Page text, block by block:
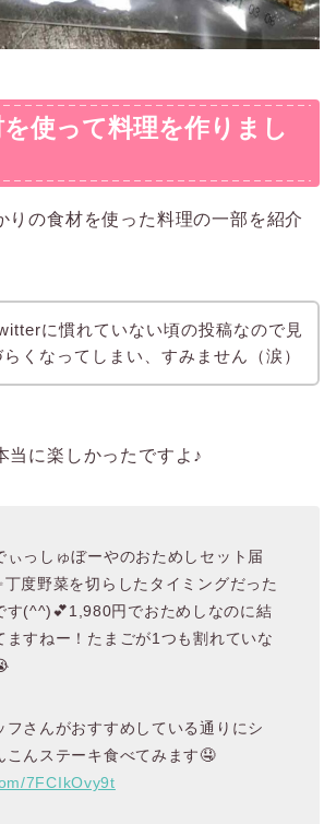
使って料理を作りまし
りの食材を使った料理の一部を紹介
に慣れていない頃の投稿なので見
らくなってしまい、すみません（涙）
当に楽しかったですよ♪
ぃっしゅぼーやのおためしセット届
丁度野菜を切らしたタイミングだった
す(^^)💕1,980円でおためしなのに結
ますねー！たまごが1つも割れていな
フさんがおすすめしている通りにシ
こんステーキ食べてみます🤤
7FCIkOvy9t